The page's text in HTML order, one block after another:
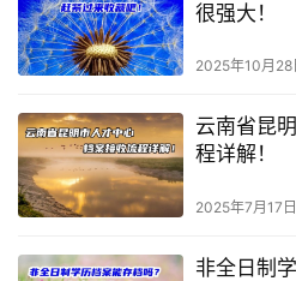
很强大！
2025年10月28
云南省昆
程详解！
2025年7月17日
非全日制